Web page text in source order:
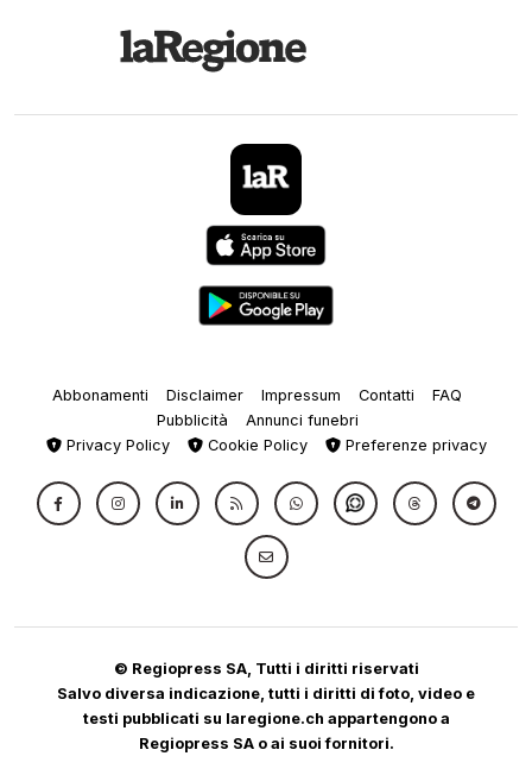
Abbonamenti Disclaimer Impressum Contatti
FAQ
Pubblicità
Annunci funebri
Privacy Policy
Cookie Policy Preferenze privacy
© Regiopress SA, Tutti i diritti riservati
Salvo diversa indicazione, tutti i diritti di foto, video e
testi pubblicati su laregione.ch appartengono a
Regiopress SA o ai suoi fornitori.